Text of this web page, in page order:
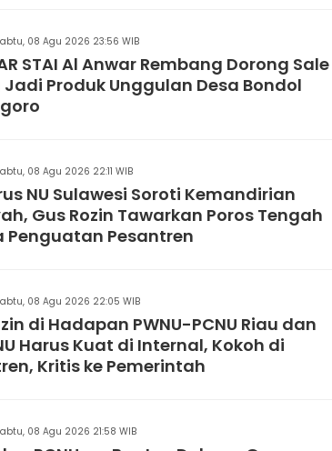
08 Agu 2026 23:56 WIB
STAI Al Anwar Rembang Dorong Sale
Jadi Produk Unggulan Desa Bondol
08 Agu 2026 22:11 WIB
NU Sulawesi Soroti Kemandirian
Gus Rozin Tawarkan Poros Tengah
Penguatan Pesantren
08 Agu 2026 22:05 WIB
di Hadapan PWNU-PCNU Riau dan
Harus Kuat di Internal, Kokoh di
Kritis ke Pemerintah
08 Agu 2026 21:58 WIB